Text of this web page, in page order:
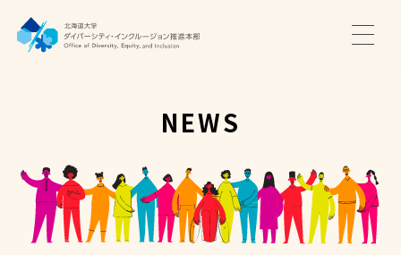
推進本部について
アクセス・お問い合わせ
NEWS